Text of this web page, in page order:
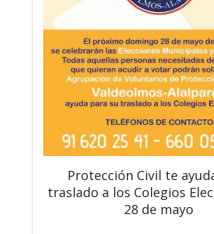
Protección Civil te
traslado a los Colegios
28 de mayo